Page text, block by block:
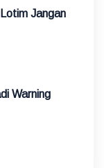
Jangan
Warning